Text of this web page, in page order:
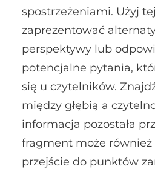
spostrzeżeniami. Użyj
zaprezentować
perspektywy lub
potencjalne pytania,
się u czytelników.
między głębią a
informacja pozostała
fragment może również
przejście do punktów